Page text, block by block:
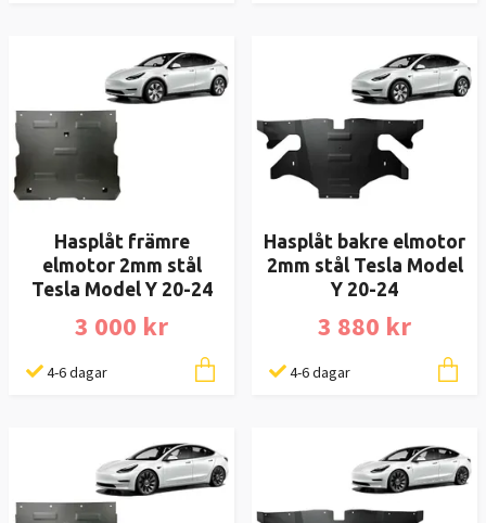
Hasplåt främre
elmotor 2mm stål
Tesla Model Y 20-24
3 000 kr
4-6 dagar
Hasplåt bakre elmotor
2mm stål Tesla Model
Y 20-24
3 880 kr
4-6 dagar